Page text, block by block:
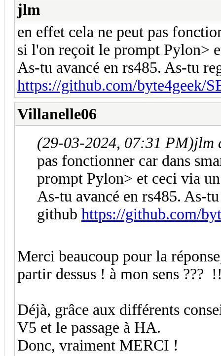
jlm
en effet cela ne peut pas
si l'on reçoit le prompt Pylon>
As-tu avancé en rs485. As-tu
https://github.com/byte4geek/
Villanelle06
(29-03-2024, 07:31 PM)jlm
pas fonctionner car dans
prompt Pylon> et ceci via
As-tu avancé en rs485. As-
github https://github.com/
Merci beaucoup pour la
partir dessus ! à mon sens ???
Déjà, grâce aux différents
V5 et le passage à HA.
Donc, vraiment MERCI !